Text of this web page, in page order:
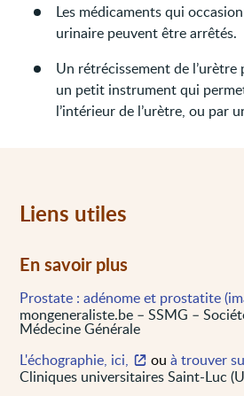
Les médicaments qui
urinaire peuvent être arrêtés.
Un rétrécissement de
un petit instrument qui
l’intérieur de l’urètre, ou par
Liens utiles
En savoir plus
Prostate : adénome et prostatite
mongeneraliste.be – SSMG –
Médecine Générale
L'échographie, ici,
ouà trouver
Cliniques universitaires Saint-Luc